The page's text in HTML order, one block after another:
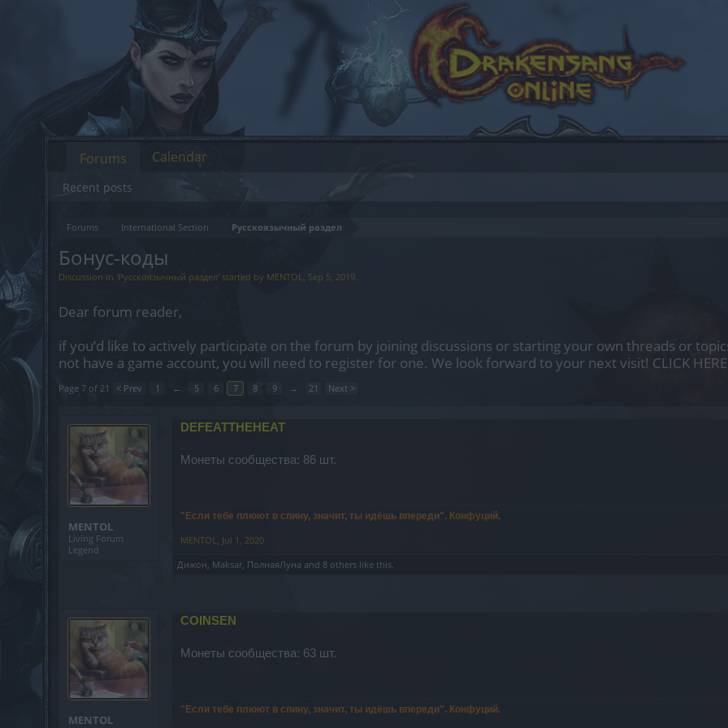
Forums International Section Русскоязычный раздел
Бонус-коды
Discussion in 'Русскоязычный раздел' started by MENTOL, Sep 5, 2019.
Dear forum reader,
if you’d like to actively participate on the forum by joining discussions or starting your own threads or
not have a game account, you will need to register for one. We look forward to your next visit! CLICK HERE
Page 7 of 21 < Prev 1 ← 5 6 7 8 9 → 21 Next >
MENTOL
Living Forum
Legend
DEFEATTHEHEAT
Монеты сообщества: 86 шт.
"Если тебе плюют в спину, значит, ты идёшь впереди". Конфуций.
MENTOL, Jul 1, 2020
Дижон, Maksar, ПолнаяЛуна and 8 others like this.
MENTOL
COINSEN
Монеты сообщества: 63 шт.
"Если тебе плюют в спину, значит, ты идёшь впереди". Конфуций.
Forums
Recent posts
Calendar